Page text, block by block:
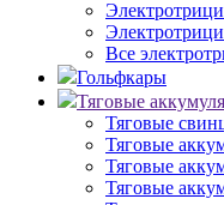
Все
Гольфкары
Тяговые
Тяговые
Тяговые
Тяговые
Тяговые